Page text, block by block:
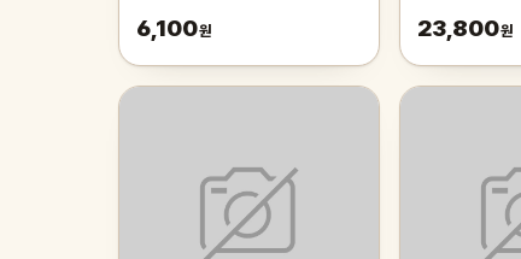
6,100원 23,800원